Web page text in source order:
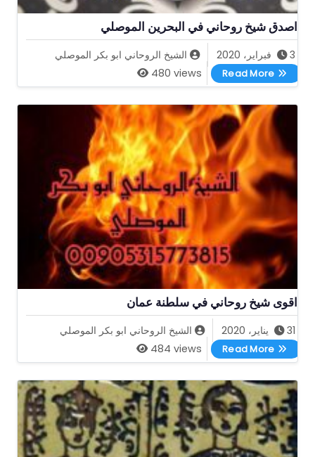
اصدق شيخ روحاني في البحرين الموصلي
3 فبراير، 2020
الشيخ الروحاني ابو بكر الموصلي
480 views
Read More
اصدق شيخ روحاني في البحرين الموصلي
اقوى شيخ روحاني في سلطنة عمان
31 يناير، 2020
الشيخ الروحاني ابو بكر الموصلي
484 views
Read More
اقوى شيخ روحاني في سلطنة عمان